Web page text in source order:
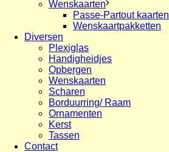
Wenskaarten
Passe-Partout kaarten
Wenskaartpakketten
Diversen
Plexiglas
Handigheidjes
Opbergen
Wenskaarten
Scharen
Borduurring/ Raam
Ornamenten
Kerst
Tassen
Contact